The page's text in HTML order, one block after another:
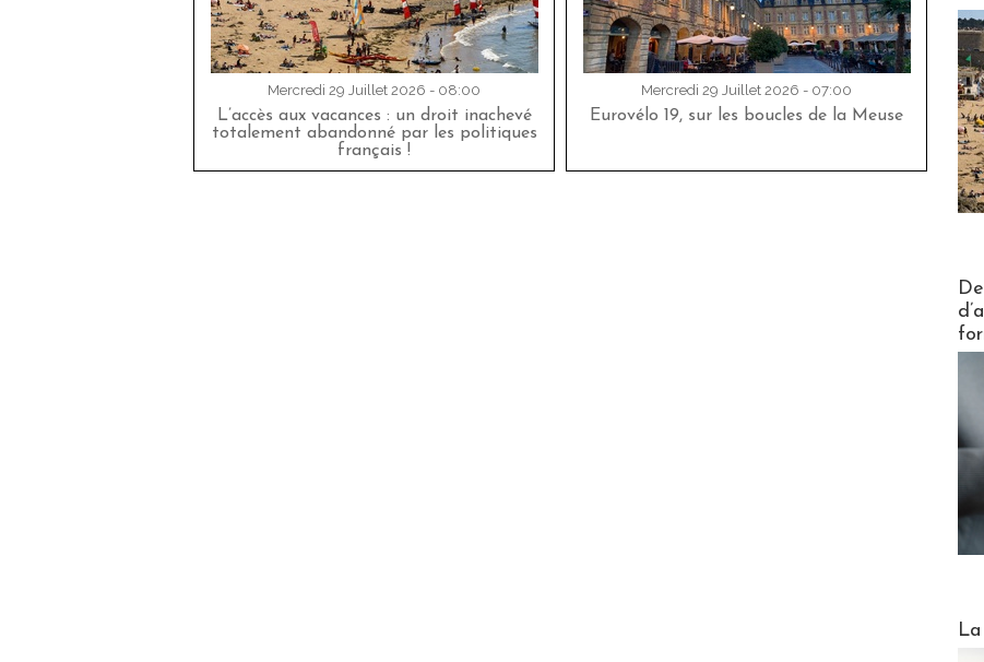
Mercredi 29 Juillet 2026 - 08:00
L’accès aux vacances : un droit inachevé
totalement abandonné par les politiques
français !
Mercredi 29 Juillet 2026 - 07:00
Eurovélo 19, sur les boucles de la Meuse